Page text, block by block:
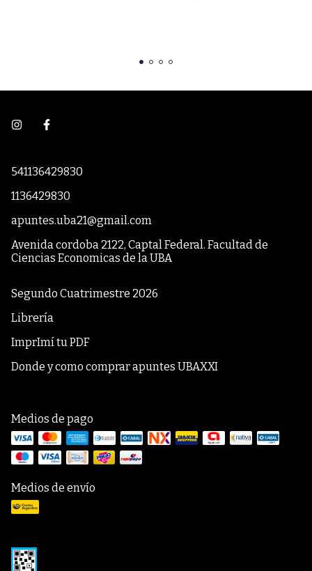
541136429830
1136429830
apuntes.uba21@gmail.com
Avenida cordoba 2122, Captal Federal. Facultad de
Ciencias Economicas de la UBA
Segundo Cuatrimestre 2026
Librería
ImprImí tu PDF
Donde y como comprar apuntes UBAXXI
Medios de pago
Medios de envío